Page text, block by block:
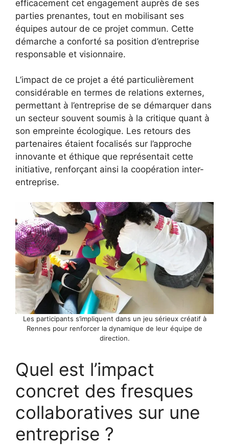
efficacement cet engagement auprès de ses
parties prenantes, tout en mobilisant ses
équipes autour de ce projet commun. Cette
démarche a conforté sa position d’entreprise
responsable et visionnaire.
L’impact de ce projet a été particulièrement
considérable en termes de relations externes,
permettant à l’entreprise de se démarquer dans
un secteur souvent soumis à la critique quant à
son empreinte écologique. Les retours des
partenaires étaient focalisés sur l’approche
innovante et éthique que représentait cette
initiative, renforçant ainsi la coopération inter-
entreprise.
Les participants s’impliquent dans un jeu sérieux créatif à
Rennes pour renforcer la dynamique de leur équipe de
direction.
Quel est l’impact
concret des fresques
collaboratives sur une
entreprise ?